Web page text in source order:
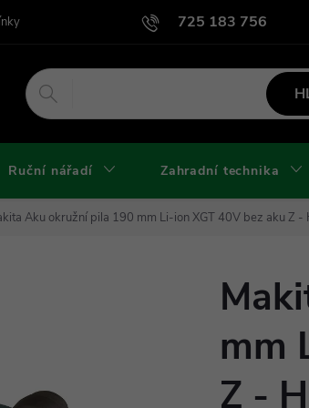
725 183 756
Podmínky užití webu Podmínky ochrany
Ruční nářadí Zahradní technika
Aku okružní pila 190 mm Li-ion XGT 40V bez aku Z -
mm
Z -